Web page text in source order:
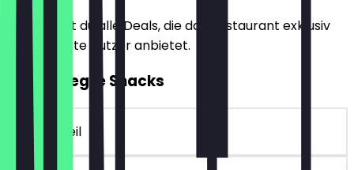
Hier findest du alle Deals, die das Restaurant exklusiv
für NeoTaste Nutzer anbietet.
2für1 Belegte Snacks
~4 € Vorteil